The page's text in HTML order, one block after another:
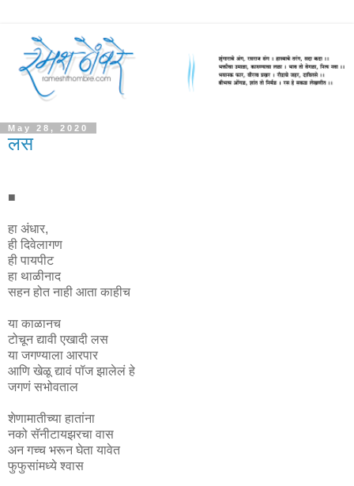
May 28, 2020
लस
■
हा अंधार,
ही दिवेलागण
ही पायपीट
हा थाळीनाद
सहन होत नाही आता काहीच
या काळानच
टोचून द्यावी एखादी लस
या जगण्याला आरपार
आणि खेळू द्यावं पॉज झालेलं हे
जगणं सभोवताल
शेणामातीच्या हातांना
नको सॅनीटायझरचा वास
अन गच्च भरून घेता यावेत
फुफुसांमध्ये श्वास